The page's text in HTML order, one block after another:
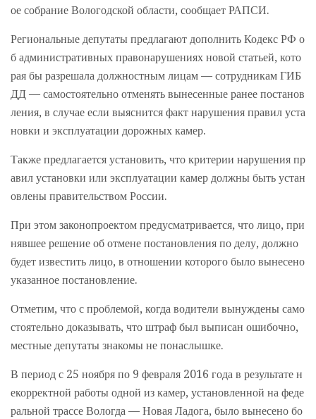
ое собрание Вологодской области, сообщает РАПСИ.
Региональные депутаты предлагают дополнить Кодекс РФ о
б административных правонарушениях новой статьей, кото
рая бы разрешала должностным лицам — сотрудникам ГИБ
ДД — самостоятельно отменять вынесенные ранее постанов
ления, в случае если выяснится факт нарушения правил уста
новки и эксплуатации дорожных камер.
Также предлагается установить, что критерии нарушения пр
авил установки или эксплуатации камер должны быть устан
овлены правительством России.
При этом законопроектом предусматривается, что лицо, при
нявшее решение об отмене постановления по делу, должно
будет известить лицо, в отношении которого было вынесено
указанное постановление.
Отметим, что с проблемой, когда водители вынуждены само
стоятельно доказывать, что штраф был выписан ошибочно,
местные депутаты знакомы не понаслышке.
В период с 25 ноября по 9 февраля 2016 года в результате н
екорректной работы одной из камер, установленной на феде
ральной трассе Вологда — Новая Ладога, было вынесено бо